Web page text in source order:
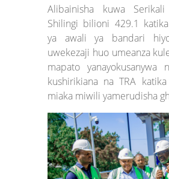
Alibainisha kuwa Serikali
Shilingi bilioni 429.1
ya awali ya bandari
uwekezaji huo umeanza
mapato yanayokusanywa
kushirikiana na TRA
miaka miwili yamerudisha